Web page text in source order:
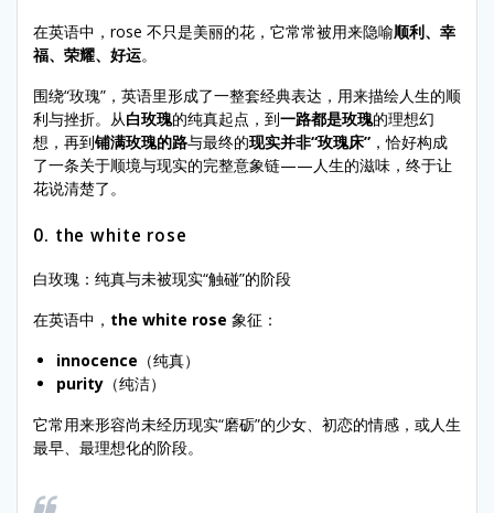
在英语中，rose 不只是美丽的花，它常常被用来隐喻顺利、幸
福、荣耀、好运。
围绕“玫瑰”，英语里形成了一整套经典表达，用来描绘人生的顺
利与挫折。从白玫瑰的纯真起点，到一路都是玫瑰的理想幻
想，再到铺满玫瑰的路与最终的现实并非“玫瑰床” ，恰好构成
了一条关于顺境与现实的完整意象链——人生的滋味，终于让
花说清楚了。
0. the white rose
白玫瑰：纯真与未被现实“触碰”的阶段
在英语中， the white rose 象征：
innocence （纯真）
purity （纯洁）
它常用来形容尚未经历现实“磨砺”的少女、初恋的情感，或人生
最早、最理想化的阶段。